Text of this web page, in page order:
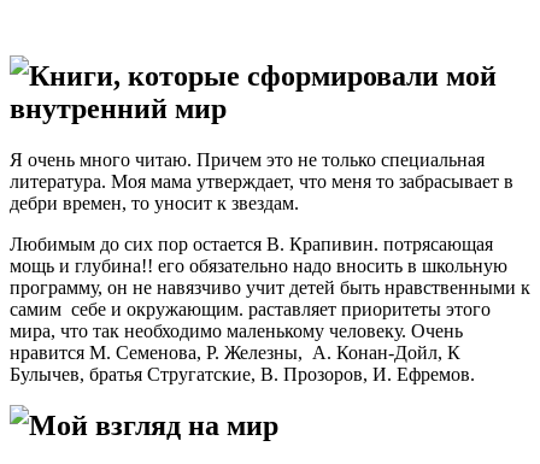
Книги, которые сформировали мой
внутренний мир
Я очень много читаю. Причем это не только специальная
литература. Моя мама утверждает, что меня то забрасывает в
дебри времен, то уносит к звездам.
Любимым до сих пор остается В. Крапивин. потрясающая
мощь и глубина!! его обязательно надо вносить в школьную
программу, он не навязчиво учит детей быть нравственными к
самим себе и окружающим. раставляет приоритеты этого
мира, что так необходимо маленькому человеку. Очень
нравится М. Семенова, Р. Железны, А. Конан-Дойл, К
Булычев, братья Стругатские, В. Прозоров, И. Ефремов.
Мой взгляд на мир